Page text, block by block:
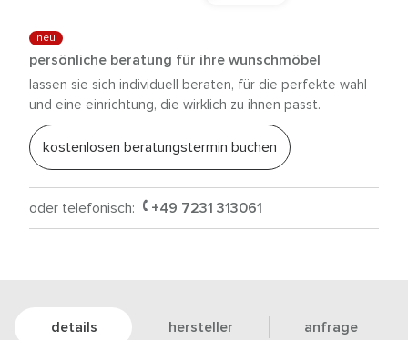
neu
persönliche beratung für ihre wunschmöbel
lassen sie sich individuell beraten, für die perfekte wahl
und eine einrichtung, die wirklich zu ihnen passt.
kostenlosen beratungstermin buchen
oder telefonisch: +49 7231 313061
details hersteller anfrage